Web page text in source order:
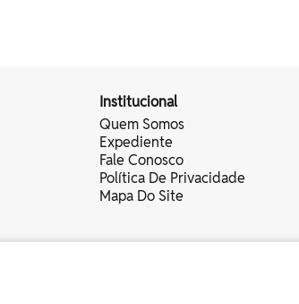
Institucional
Quem Somos
Expediente
Fale Conosco
Política De Privacidade
Mapa Do Site